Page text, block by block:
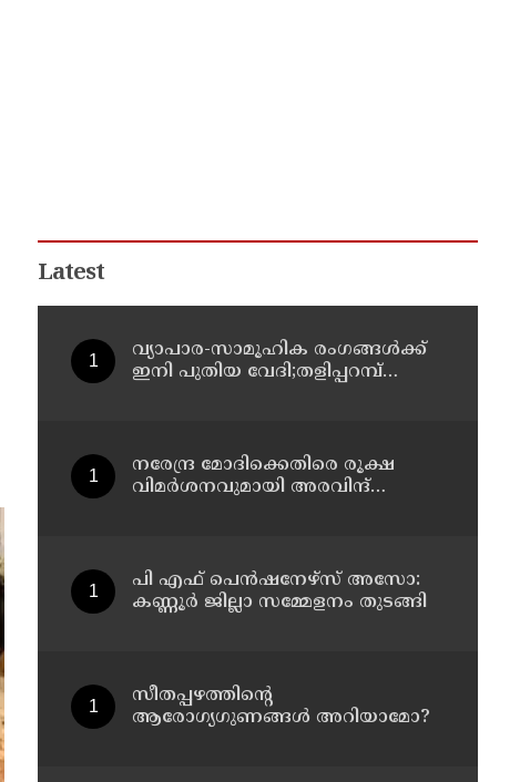
Latest
വ്യാപാര-സാമൂഹിക രംഗങ്ങൾക്ക്
ഇനി പുതിയ വേദി;തളിപ്പറമ്പ്
നരേന്ദ്ര മോദിക്കെതിരെ രൂക്ഷ
വിമർശനവുമായി അരവിന്ദ്
പി എഫ് പെൻഷനേഴ്സ് അസോ:
കണ്ണൂർ ജില്ലാ സമ്മേളനം തുടങ്ങി
സീതപ്പഴത്തിന്റെ
ആരോഗ്യഗുണങ്ങൾ അറിയാമോ?